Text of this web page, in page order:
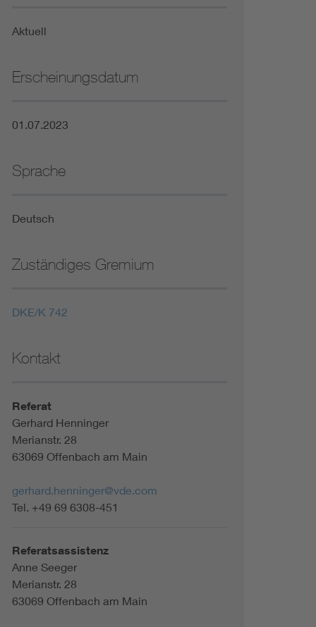
Aktuell
Erscheinungsdatum
01.07.2023
Sprache
Deutsch
Zuständiges Gremium
DKE/K 742
Kontakt
Referat
Gerhard Henninger
Merianstr. 28
63069 Offenbach am Main
gerhard.henninger@vde.com
Tel. +49 69 6308-451
Referatsassistenz
Anne Seeger
Merianstr. 28
63069 Offenbach am Main